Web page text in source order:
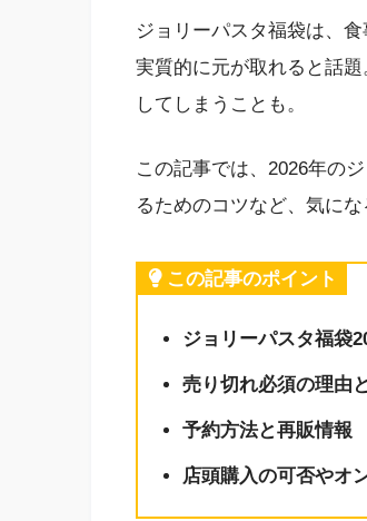
ジョリーパスタ福袋は、
実質的に元が取れると話
してしまうことも。
この記事では、2026年の
るためのコツなど、気に
この記事のポイント
ジョリーパスタ福袋
売り切れ必須の理由
予約方法と再販情報
店頭購入の可否やオ